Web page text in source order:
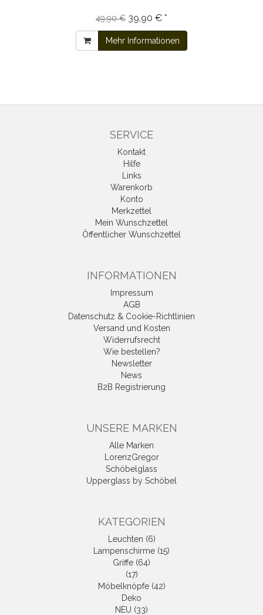
49,90 € 39,90 € *
Mehr Informationen
SERVICE
Kontakt
Hilfe
Links
Warenkorb
Konto
Merkzettel
Mein Wunschzettel
Öffentlicher Wunschzettel
INFORMATIONEN
Impressum
AGB
Datenschutz & Cookie-Richtlinien
Versand und Kosten
Widerrufsrecht
Wie bestellen?
Newsletter
News
B2B Registrierung
UNSERE MARKEN
Alle Marken
LorenzGregor
Schöbelglass
Upperglass by Schöbel
KATEGORIEN
Leuchten (6)
Lampenschirme (15)
Griffe (64)
(17)
Möbelknöpfe (42)
Deko
NEU (33)